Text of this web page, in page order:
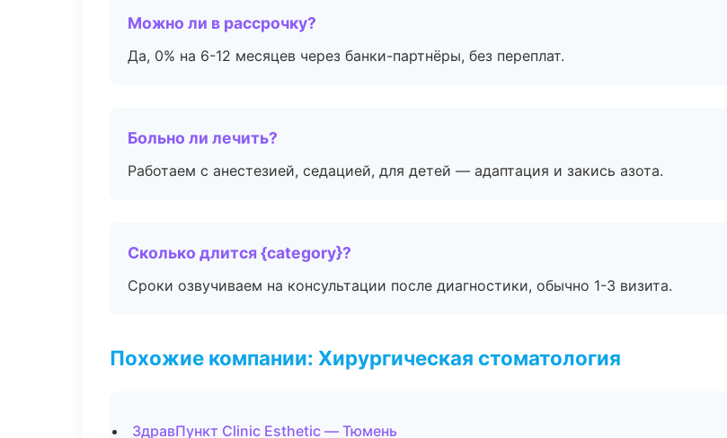
Можно ли в рассрочку?
Да, 0% на 6-12 месяцев через банки-партнёры, без переплат.
Больно ли лечить?
Работаем с анестезией, седацией, для детей — адаптация и закись азота.
Сколько длится {category}?
Сроки озвучиваем на консультации после диагностики, обычно 1-3 визита.
Похожие компании: Хирургическая стоматология
ЗдравПункт Clinic Esthetic — Тюмень